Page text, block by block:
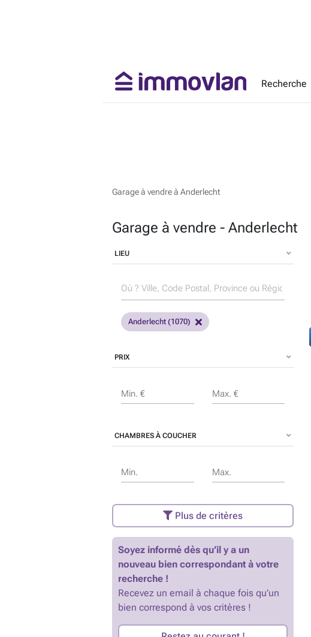
Recherche
Garage à vendre à Anderlecht
Garage à vendre - Anderlecht
LIEU
Anderlecht (1070)
PRIX
Min. € Max. €
CHAMBRES À COUCHER
Min. Max.
Plus de critères
Soyez informé dès qu’il y a un
nouveau bien correspondant à votre
recherche !
Recevez un email à chaque fois qu’un
bien correspond à vos critères !